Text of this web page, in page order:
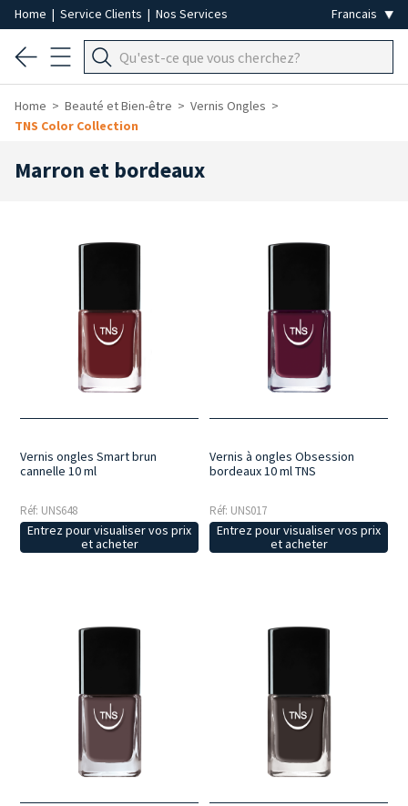
Home | Service Clients | Nos Services
Home Beauté et Bien-être
Vernis Ongles
TNS Color Collection
Marron et bordeaux
Vernis ongles Smart brun
cannelle 10 ml
Réf: UNS648
Entrez pour visualiser vos prix
et acheter
Vernis à ongles Obsession
bordeaux 10 ml TNS
Réf: UNS017
Entrez pour visualiser vos prix
et acheter